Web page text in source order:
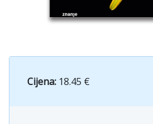
Cijena: 18.45 €